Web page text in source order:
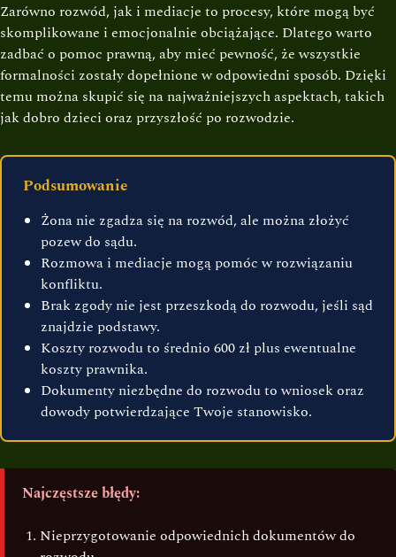
Zarówno rozwód, jak i mediacje to procesy, które mogą być
skomplikowane i emocjonalnie obciążające. Dlatego warto
zadbać o pomoc prawną, aby mieć pewność, że wszystkie
formalności zostały dopełnione w odpowiedni sposób. Dzięki
temu można skupić się na najważniejszych aspektach, takich
jak dobro dzieci oraz przyszłość po rozwodzie.
Podsumowanie
Żona nie zgadza się na rozwód, ale można złożyć
pozew do sądu.
Rozmowa i mediacje mogą pomóc w rozwiązaniu
konfliktu.
Brak zgody nie jest przeszkodą do rozwodu, jeśli sąd
znajdzie podstawy.
Koszty rozwodu to średnio 600 zł plus ewentualne
koszty prawnika.
Dokumenty niezbędne do rozwodu to wniosek oraz
dowody potwierdzające Twoje stanowisko.
Najczęstsze błędy:
Nieprzygotowanie odpowiednich dokumentów do